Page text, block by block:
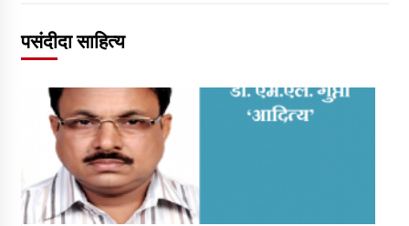
पसंदीदा साहित्य